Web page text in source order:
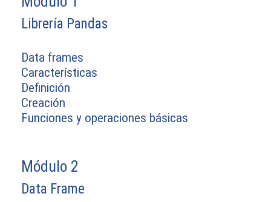
Librería Pandas
Data frames
Características
Definición
Creación
Funciones y operaciones básicas
Módulo 2
Data Frame